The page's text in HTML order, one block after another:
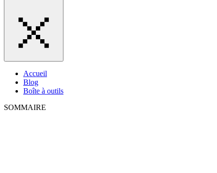
Accueil
Blog
Boîte à outils
SOMMAIRE